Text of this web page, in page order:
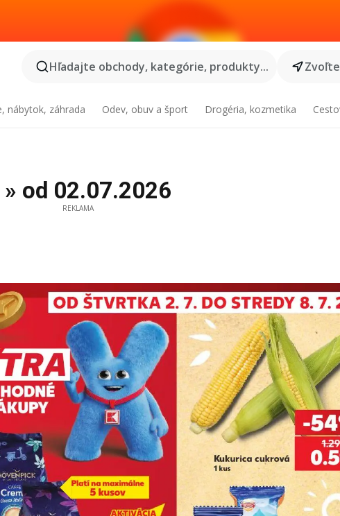
Hľadajte obchody, kategórie, produkty...
nábytok, záhrada Odev, obuv a šport Drogéria, kozmetika
od 02.07.2026
REKLAMA